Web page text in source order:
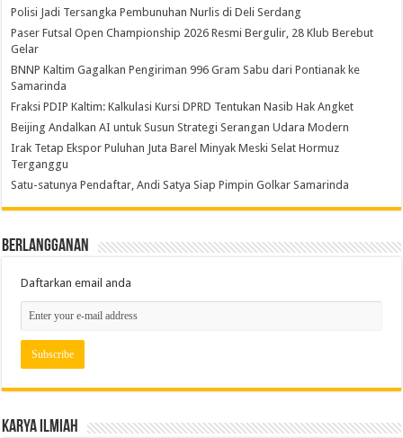
Polisi Jadi Tersangka Pembunuhan Nurlis di Deli Serdang
Paser Futsal Open Championship 2026 Resmi Bergulir, 28 Klub Berebut
Gelar
BNNP Kaltim Gagalkan Pengiriman 996 Gram Sabu dari Pontianak ke
Samarinda
Fraksi PDIP Kaltim: Kalkulasi Kursi DPRD Tentukan Nasib Hak Angket
Beijing Andalkan AI untuk Susun Strategi Serangan Udara Modern
Irak Tetap Ekspor Puluhan Juta Barel Minyak Meski Selat Hormuz
Terganggu
Satu-satunya Pendaftar, Andi Satya Siap Pimpin Golkar Samarinda
Berlangganan
Daftarkan email anda
Karya Ilmiah